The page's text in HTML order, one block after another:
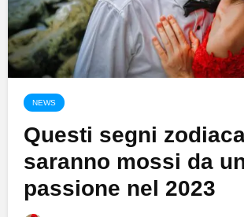
NEWS
Questi segni
saranno mossi da
passione nel 2023